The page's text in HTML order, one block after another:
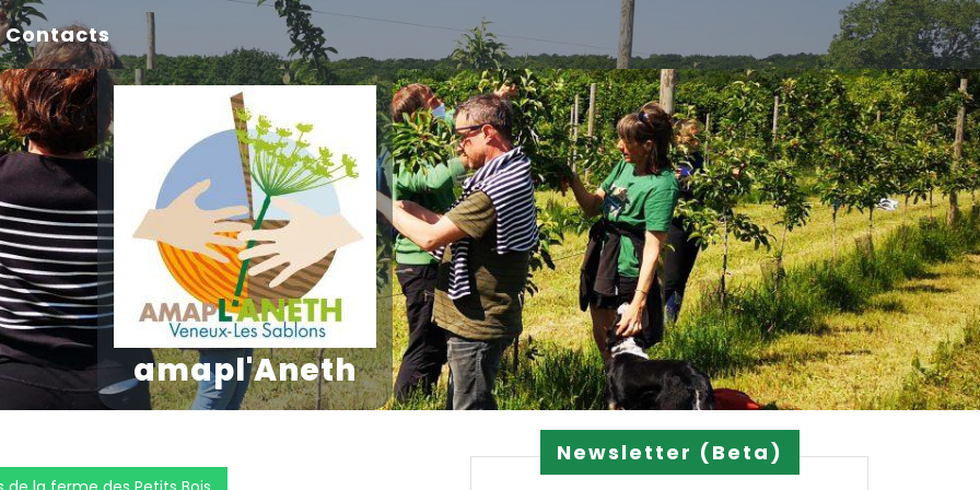
Contacts
amapl'Aneth
Newsletter (Beta)